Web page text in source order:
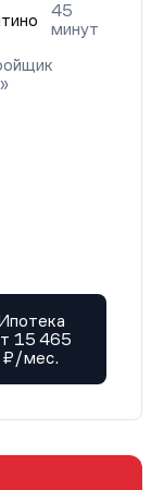
45
минут
15 465
₽/мес.